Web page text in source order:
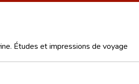
Études et impressions de voyage